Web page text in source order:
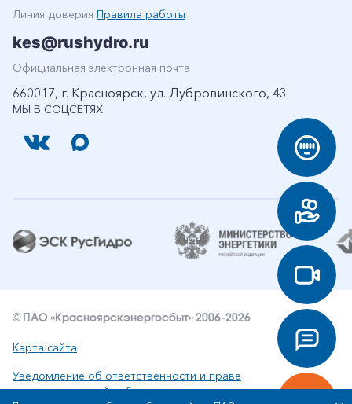
МЫ В СОЦСЕТЯХ
Линия доверия Правила работы
kes@rushydro.ru
Официальная электронная почта
660017, г. Красноярск, ул. Дубровинского, 43
© ПАО «Красноярскэнергосбыт» 2006-2026
Карта сайта
Уведомление об ответственности и праве
интеллектуальной собственности